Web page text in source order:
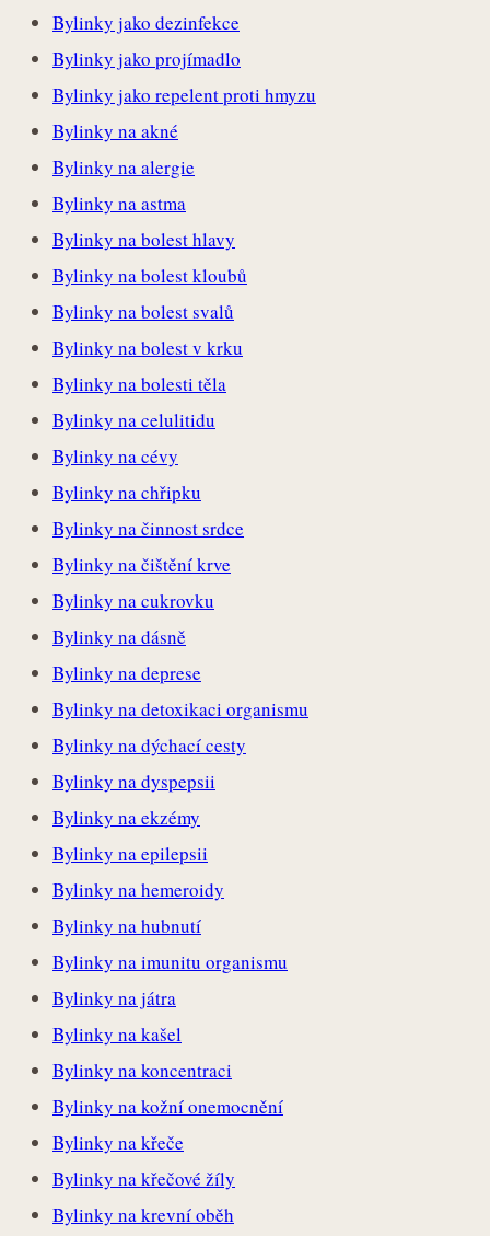
Bylinky jako dezinfekce
Bylinky jako projímadlo
Bylinky jako repelent proti hmyzu
Bylinky na akné
Bylinky na alergie
Bylinky na astma
Bylinky na bolest hlavy
Bylinky na bolest kloubů
Bylinky na bolest svalů
Bylinky na bolest v krku
Bylinky na bolesti těla
Bylinky na celulitidu
Bylinky na cévy
Bylinky na chřipku
Bylinky na činnost srdce
Bylinky na čištění krve
Bylinky na cukrovku
Bylinky na dásně
Bylinky na deprese
Bylinky na detoxikaci organismu
Bylinky na dýchací cesty
Bylinky na dyspepsii
Bylinky na ekzémy
Bylinky na epilepsii
Bylinky na hemeroidy
Bylinky na hubnutí
Bylinky na imunitu organismu
Bylinky na játra
Bylinky na kašel
Bylinky na koncentraci
Bylinky na kožní onemocnění
Bylinky na křeče
Bylinky na křečové žíly
Bylinky na krevní oběh